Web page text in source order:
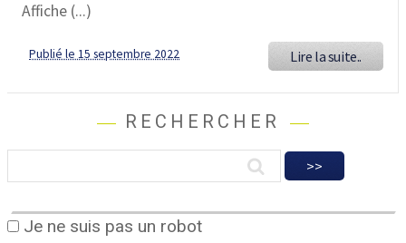
Affiche (...)
Publié le 15 septembre 2022 Lire la suite..
RECHERCHER
Je ne suis pas un robot